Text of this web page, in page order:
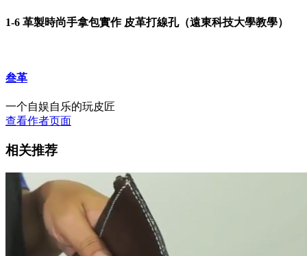
1-6 革製時尚手拿包實作 皮革打線孔（遠東科技大學教學）
叁革
一个自娱自乐的玩皮匠
查看作者页面
相关推荐